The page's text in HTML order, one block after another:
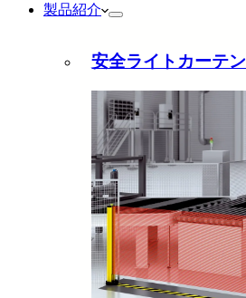
製品紹介
安全ライトカーテン